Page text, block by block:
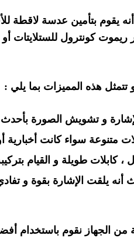
يقوم بتأمين عدسة لاقطة
ريموت كونترول للستلايتات
هذه المميزات بما يلي :
و تشويش الصورة بأحدث
سواء كانت أخبارية
طويلة و القيام
يلقت الإشارة بقوة و
من الجهاز نقوم باستخدام